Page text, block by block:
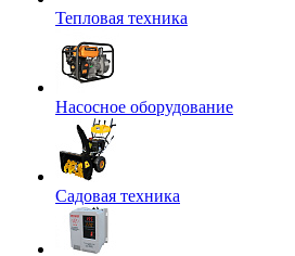
Тепловая техника
Насосное оборудование
Садовая техника